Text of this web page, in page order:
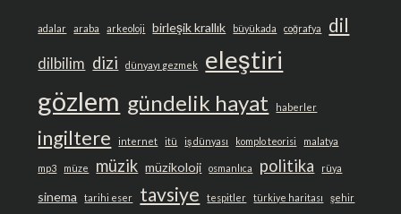
adalar araba arkeoloji birleşik krallık büyükada coğrafya dil
dilbilim dizi dünyayı gezmek eleştiri
gözlem gündelik hayat haberler
ingiltere internet itü iş dünyası komplo teorisi malatya
mp3 müze müzik müzikoloji osmanlıca politika rüya
sinema tarihi eser tavsiye tespitler türkiye haritası şehir